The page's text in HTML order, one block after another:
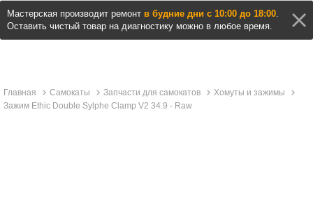
Мастерская производит ремонт в будние дни с 10:00 до 18:00.
Оставить чистый товар на диагностику можно в любое время.
Главная Самокаты Запчасти для самокатов
Хомуты и зажимы
Зажим Ethic Double Sylphe Clamp V2 34.9 - Raw